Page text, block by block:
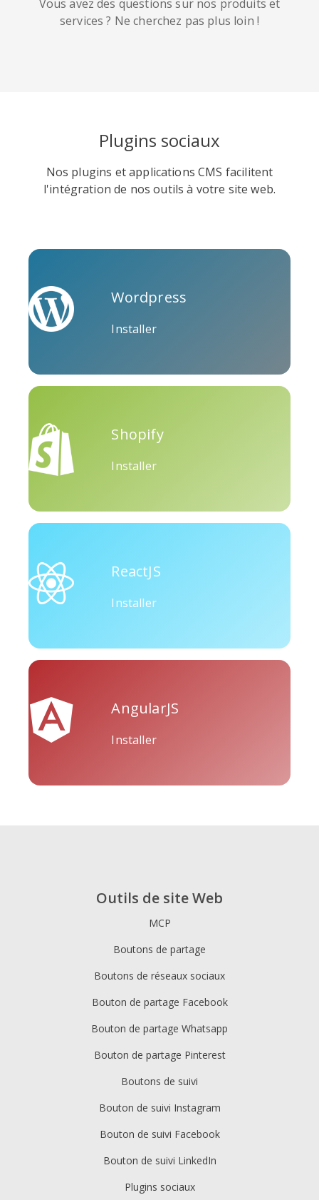
Overflow
Trello Twitch Vk
Okru Moyen Airbnb
Tripadvisor Vimeo
Vous avez des questions sur nos produits et
services ? Ne cherchez pas plus loin !
Plugins sociaux
Nos plugins et applications CMS facilitent
l'intégration de nos outils à votre site web.
Wordpress
Installer
Shopify
Installer
ReactJS
Installer
AngularJS
Installer
Outils de site Web
MCP
Boutons de partage
Boutons de réseaux sociaux
Bouton de partage Facebook
Bouton de partage Whatsapp
Bouton de partage Pinterest
Boutons de suivi
Bouton de suivi Instagram
Bouton de suivi Facebook
Bouton de suivi LinkedIn
Plugins sociaux